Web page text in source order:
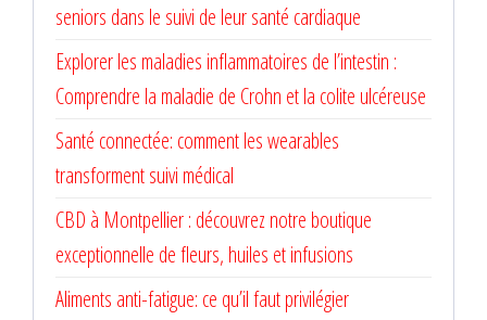
seniors dans le suivi de leur santé cardiaque
Explorer les maladies inflammatoires de l’intestin :
Comprendre la maladie de Crohn et la colite ulcéreuse
Santé connectée: comment les wearables
transforment suivi médical
CBD à Montpellier : découvrez notre boutique
exceptionnelle de fleurs, huiles et infusions
Aliments anti-fatigue: ce qu’il faut privilégier